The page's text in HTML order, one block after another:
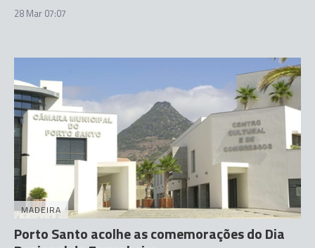
28 Mar 07:07
MADEIRA
Porto Santo acolhe as comemorações do Dia